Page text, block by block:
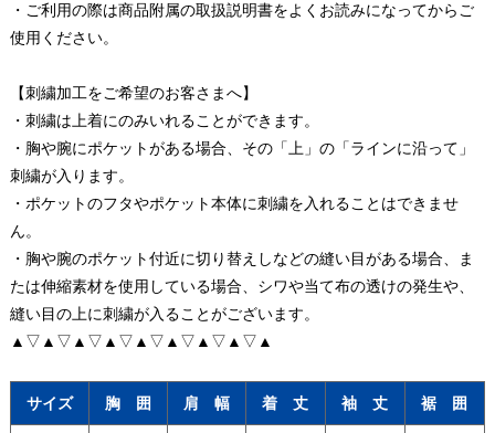
・ご利用の際は商品附属の取扱説明書をよくお読みになってからご
使用ください。
【刺繍加工をご希望のお客さまへ】
・刺繍は上着にのみいれることができます。
・胸や腕にポケットがある場合、その「上」の「ラインに沿って」
刺繍が入ります。
・ポケットのフタやポケット本体に刺繍を入れることはできませ
ん。
・胸や腕のポケット付近に切り替えしなどの縫い目がある場合、ま
たは伸縮素材を使用している場合、シワや当て布の透けの発生や、
縫い目の上に刺繍が入ることがございます。
▲▽▲▽▲▽▲▽▲▽▲▽▲▽▲▽▲
サイズ 胸 囲 肩 幅 着 丈 袖 丈 裾 囲